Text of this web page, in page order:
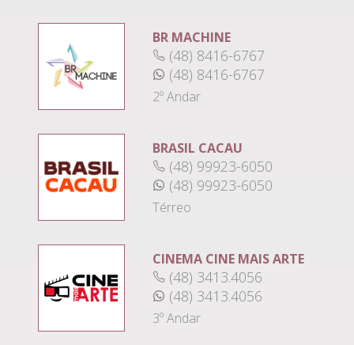
BR MACHINE
(48) 8416-6767
(48) 8416-6767
2º Andar
BRASIL CACAU
(48) 99923-6050
(48) 99923-6050
Térreo
CINEMA CINE MAIS ARTE
(48) 3413.4056
(48) 3413.4056
3º Andar